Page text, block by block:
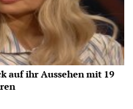
auf ihr Aussehen mit 19